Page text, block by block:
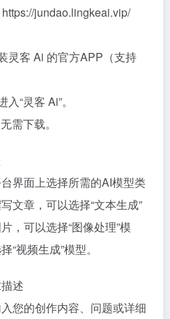
https://jundao.lingkeai.vip/
灵客 Ai 的官方APP（支持
“灵客 Ai”。
需下载。
界面上选择所需的AI模型类
文章，可以选择“文本生成”
，可以选择“图像处理”模
“视频生成”模型。
述
您的创作内容、问题或详细